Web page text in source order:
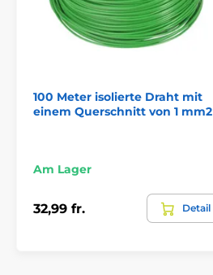
100 Meter isolierte Draht mit
einem Querschnitt von 1 mm2
Am Lager
32,99 fr. Detail